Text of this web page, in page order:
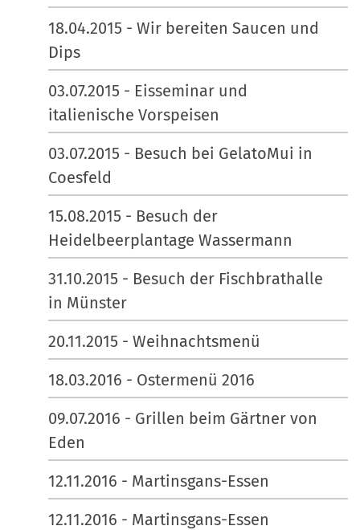
18.04.2015 - Wir bereiten Saucen und
Dips
03.07.2015 - Eisseminar und
italienische Vorspeisen
03.07.2015 - Besuch bei GelatoMui in
Coesfeld
15.08.2015 - Besuch der
Heidelbeerplantage Wassermann
31.10.2015 - Besuch der Fischbrathalle
in Münster
20.11.2015 - Weihnachtsmenü
18.03.2016 - Ostermenü 2016
09.07.2016 - Grillen beim Gärtner von
Eden
12.11.2016 - Martinsgans-Essen
12.11.2016 - Martinsgans-Essen